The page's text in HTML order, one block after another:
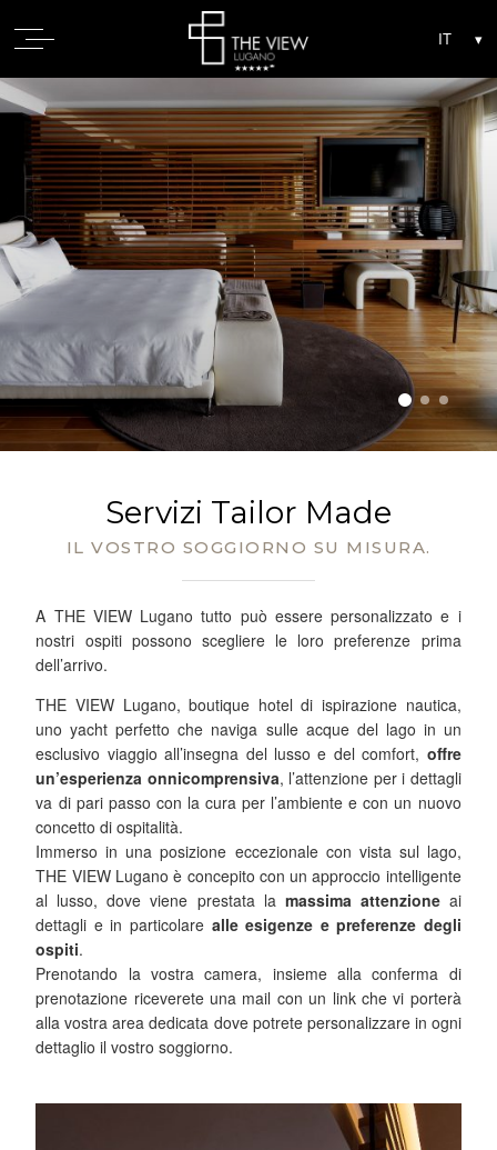
Servizi Tailor Made
IL VOSTRO SOGGIORNO SU MISURA.
A THE VIEW Lugano tutto può essere personalizzato e i
nostri ospiti possono scegliere le loro preferenze prima
dell’arrivo.
THE VIEW Lugano, boutique hotel di ispirazione nautica,
uno yacht perfetto che naviga sulle acque del lago in un
esclusivo viaggio all’insegna del lusso e del comfort, offre
un’esperienza onnicomprensiva, l’attenzione per i dettagli
va di pari passo con la cura per l’ambiente e con un nuovo
concetto di ospitalità.
Immerso in una posizione eccezionale con vista sul lago,
THE VIEW Lugano è concepito con un approccio intelligente
al lusso, dove viene prestata la massima attenzioneai
dettagli e in particolare alle esigenze e preferenze degli
ospiti.
Prenotando la vostra camera, insieme alla conferma di
prenotazione riceverete una mail con un link che vi porterà
alla vostra area dedicata dove potrete personalizzare in ogni
dettaglio il vostro soggiorno.